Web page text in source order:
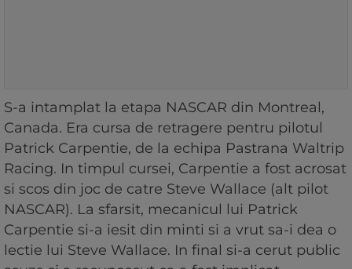
S-a intamplat la etapa NASCAR din Montreal,
Canada. Era cursa de retragere pentru pilotul
Patrick Carpentie, de la echipa Pastrana Waltrip
Racing. In timpul cursei, Carpentie a fost acrosat
si scos din joc de catre Steve Wallace (alt pilot
NASCAR). La sfarsit, mecanicul lui Patrick
Carpentie si-a iesit din minti si a vrut sa-i dea o
lectie lui Steve Wallace. In final si-a cerut public